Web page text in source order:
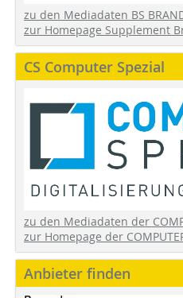
zu den Mediadaten BS
zur Homepage Supplement
CS Computer Spezial
zu den Mediadaten der
zur Homepage der
Anbieter finden